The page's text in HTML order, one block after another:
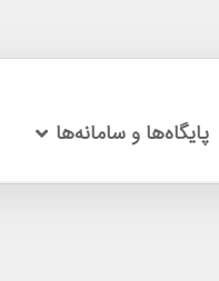
پایگاه‌ها و سامانه‌ها